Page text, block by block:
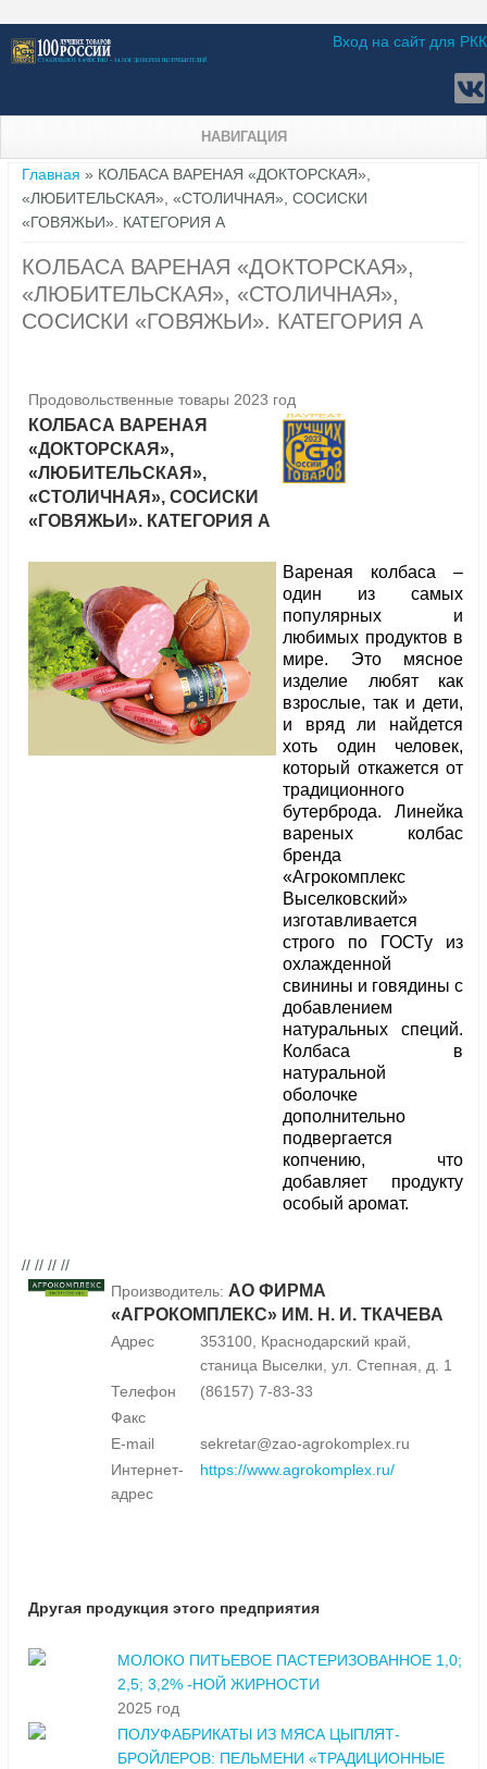
Вход на сайт для РКК
НАВИГАЦИЯ
Вы здесь
Главная » КОЛБАСА ВАРЕНАЯ «ДОКТОРСКАЯ»,
«ЛЮБИТЕЛЬСКАЯ», «СТОЛИЧНАЯ», СОСИСКИ
«ГОВЯЖЬИ». КАТЕГОРИЯ А
КОЛБАСА ВАРЕНАЯ «ДОКТОРСКАЯ»,
«ЛЮБИТЕЛЬСКАЯ», «СТОЛИЧНАЯ»,
СОСИСКИ «ГОВЯЖЬИ». КАТЕГОРИЯ А
Продовольственные товары 2023 год
КОЛБАСА ВАРЕНАЯ
«ДОКТОРСКАЯ»,
«ЛЮБИТЕЛЬСКАЯ»,
«СТОЛИЧНАЯ», СОСИСКИ
«ГОВЯЖЬИ». КАТЕГОРИЯ А
Вареная колбаса –
один из самых
популярных и
любимых продуктов в
мире. Это мясное
изделие любят как
взрослые, так и дети,
и вряд ли найдется
хоть один человек,
который откажется от
традиционного
бутерброда. Линейка
вареных колбас
бренда
«Агрокомплекс
Выселковский»
изготавливается
строго по ГОСТу из
охлажденной
свинины и говядины с
добавлением
натуральных специй.
Колбаса в
натуральной
оболочке
дополнительно
подвергается
копчению, что
добавляет продукту
особый аромат.
// // // //
Производитель: АО ФИРМА
«АГРОКОМПЛЕКС» ИМ. Н. И. ТКАЧЕВА
Адрес
353100, Краснодарский край,
станица Выселки, ул. Степная, д. 1
Телефон
(86157) 7-83-33
Факс
E-mail
sekretar@zao-agrokomplex.ru
Интернет-
адрес
https://www.agrokomplex.ru/
Другая продукция этого предприятия
МОЛОКО ПИТЬЕВОЕ ПАСТЕРИЗОВАННОЕ 1,0;
2,5; 3,2% -НОЙ ЖИРНОСТИ
2025 год
ПОЛУФАБРИКАТЫ ИЗ МЯСА ЦЫПЛЯТ-
БРОЙЛЕРОВ: ПЕЛЬМЕНИ «ТРАДИЦИОННЫЕ